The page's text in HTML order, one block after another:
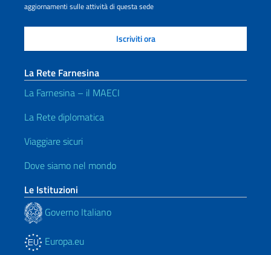
aggiornamenti sulle attività di questa sede
La Rete Farnesina
La Farnesina – il MAECI
La Rete diplomatica
Viaggiare sicuri
Dove siamo nel mondo
Le Istituzioni
Governo Italiano
Europa.eu